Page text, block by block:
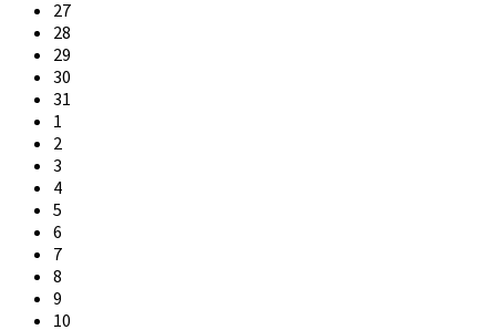
Skip
calendar
days
27
28
29
30
31
1
2
3
4
5
6
7
8
9
10